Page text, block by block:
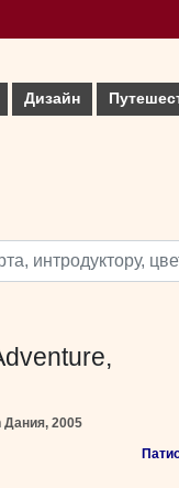
Дизайн
Дания, 2005